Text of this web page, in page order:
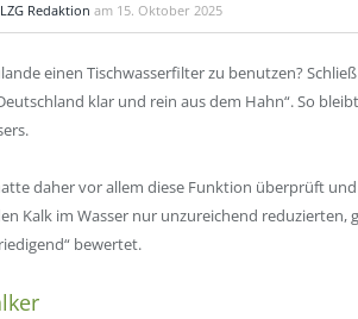
LZG Redaktion am 15. Oktober 2025
einen Tischwasserfilter zu benutzen?
klar und rein aus dem Hahn“. So
daher vor allem diese Funktion überprüft
Kalk im Wasser nur unzureichend reduzierten,
bewertet.